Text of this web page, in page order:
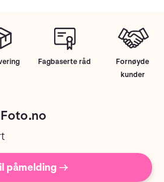
Fagbaserte råd
Fornøyde
kunder
påmelding →